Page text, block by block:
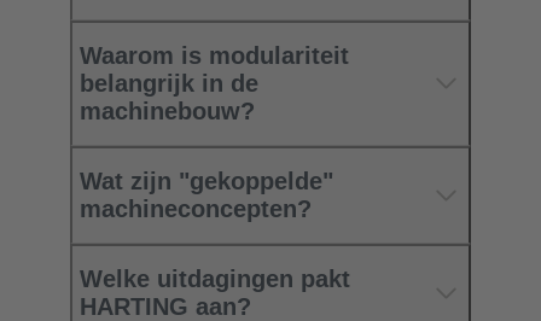
Waarom is modulariteit
belangrijk in de
machinebouw?
Wat zijn "gekoppelde"
machineconcepten?
Welke uitdagingen pakt
HARTING aan?